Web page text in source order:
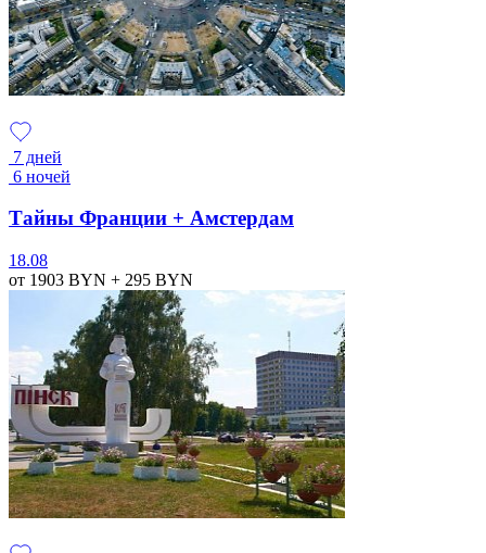
7 дней
6 ночей
Тайны Франции + Амстердам
18.08
от 1903 BYN + 295 BYN